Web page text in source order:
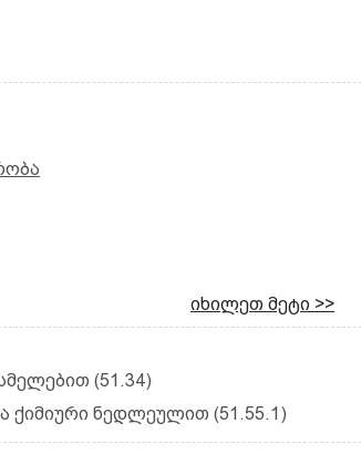
იხილეთ მეტი >>
(51.34)
ქიმიური ნედლეულით (51.55.1)